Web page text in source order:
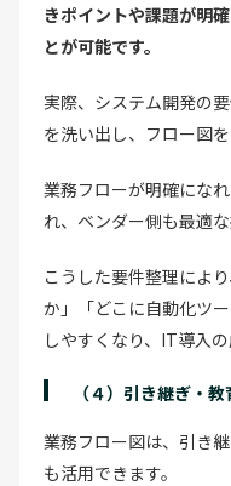
きポイントや課題が明
とが可能です。
実際、システム開発の
を洗い出し、フロー図
業務フローが明確にな
れ、ベンダー側も最適
こうした要件整理によ
か」「どこに自動化ツ
しやすくなり、IT導入
（４）引き継ぎ・
業務フロー図は、引き
も活用できます。